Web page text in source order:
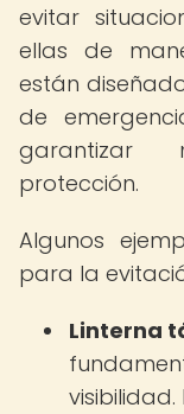
evitar
ellas de
están
de
garantizar
protección.
Algunos
para la
Linterna